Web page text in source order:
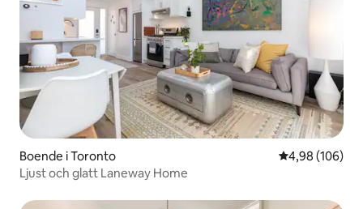
Boende i Toronto 4,98 av 5 i
4,98 (106)
Ljust och glatt Laneway Home